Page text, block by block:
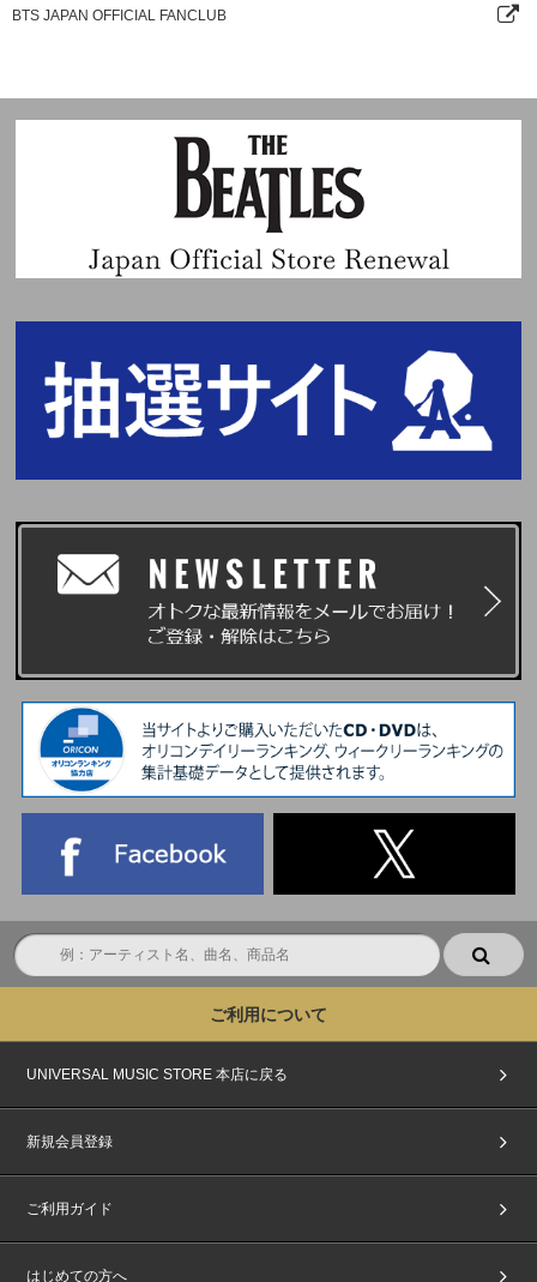
BTS JAPAN OFFICIAL FANCLUB
ご利用について
UNIVERSAL MUSIC STORE 本店に戻る
新規会員登録
ご利用ガイド
はじめての方へ